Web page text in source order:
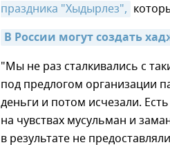
праздника "Хыдырлез",
В России могут создать
"Мы не раз сталкивались с
под предлогом организации
деньги и потом исчезали.
на чувствах мусульман и
в результате не